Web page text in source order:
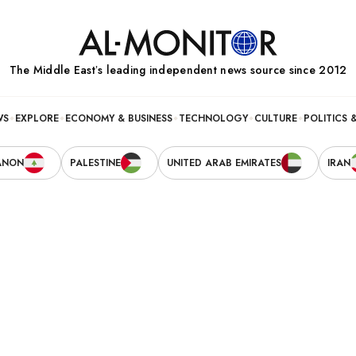
The Middle Eastʼs leading independent news source since 2012
POLITICS
CULTURE
TECHNOLOGY
ECONOMY & BUSINESS
EXPLORE
IRAN
UNITED ARAB EMIRATES
PALESTINE